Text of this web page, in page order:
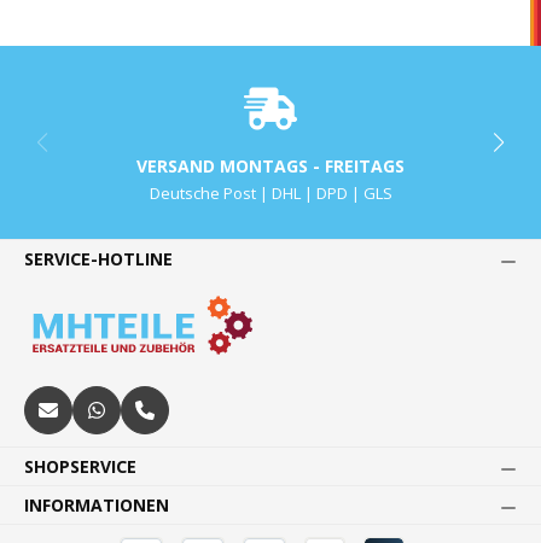
VERSAND MONTAGS - FREITAGS
Deutsche Post | DHL | DPD | GLS
SERVICE-HOTLINE
SHOPSERVICE
INFORMATIONEN